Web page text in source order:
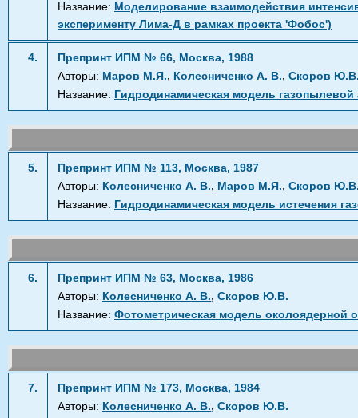
Название: Моделирование взаимодействия
эксперименту Лима-Д в рамках проекта 'Фобос')
4.
Препринт ИПМ № 66, Москва, 1988
Авторы: Маров М.Я., Колесниченко А. В., Скоров
Название: Гидродинамическая модель
5.
Препринт ИПМ № 113, Москва, 1987
Авторы: Колесниченко А. В., Маров М.Я., Скоров
Название: Гидродинамическая модель истечения
6.
Препринт ИПМ № 63, Москва, 1986
Авторы: Колесниченко А. В., Скоров Ю.В.
Название: Фотометрическая модель околоядерной
7.
Препринт ИПМ № 173, Москва, 1984
Авторы: Колесниченко А. В., Скоров Ю.В.